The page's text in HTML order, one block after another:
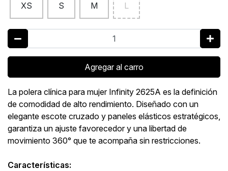
XS S M L
Agregar al carro
La polera clínica para mujer Infinity 2625A es la definición
de comodidad de alto rendimiento. Diseñado con un
elegante escote cruzado y paneles elásticos estratégicos,
garantiza un ajuste favorecedor y una libertad de
movimiento 360° que te acompaña sin restricciones.
Características: